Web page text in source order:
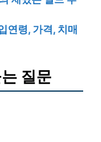
연령, 가격, 치매
질문